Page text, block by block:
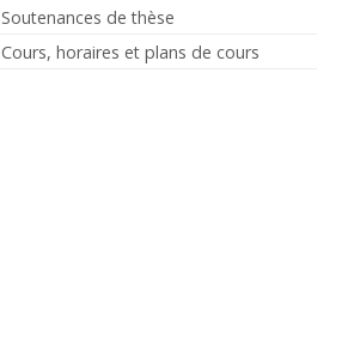
Soutenances de thèse
Cours, horaires et plans de cours